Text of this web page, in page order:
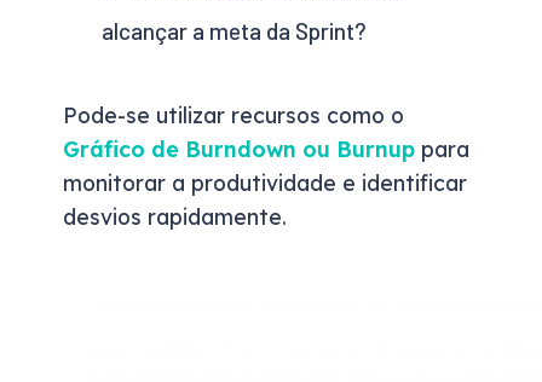
alcançar a meta da Sprint?
Pode-se utilizar recursos como o
Gráfico de Burndown ou Burnup para
monitorar a produtividade e identificar
desvios rapidamente.